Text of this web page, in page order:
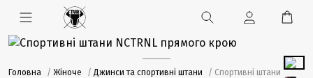
Головна / Жіноче / Джинси та спортивні штани
/ Спортивні штани